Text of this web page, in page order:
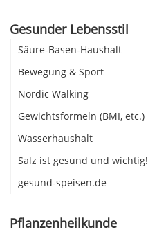
Gesunder Lebensstil
Säure-Basen-Haushalt
Bewegung & Sport
Nordic Walking
Gewichtsformeln (BMI, etc.)
Wasserhaushalt
Salz ist gesund und wichtig!
gesund-speisen.de
Pflanzenheilkunde